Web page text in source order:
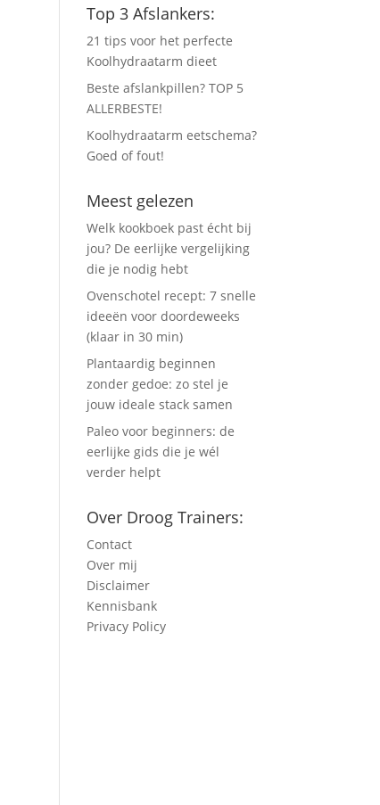
Top 3 Afslankers:
21 tips voor het perfecte
Koolhydraatarm dieet
Beste afslankpillen? TOP 5
ALLERBESTE!
Koolhydraatarm eetschema?
Goed of fout!
Meest gelezen
Welk kookboek past écht bij
jou? De eerlijke vergelijking
die je nodig hebt
Ovenschotel recept: 7 snelle
ideeën voor doordeweeks
(klaar in 30 min)
Plantaardig beginnen
zonder gedoe: zo stel je
jouw ideale stack samen
Paleo voor beginners: de
eerlijke gids die je wél
verder helpt
Over Droog Trainers:
Contact
Over mij
Disclaimer
Kennisbank
Privacy Policy